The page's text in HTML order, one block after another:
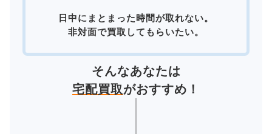
日中にまとまった時間が取れない。
非対面で買取してもらいたい。
そんなあなたは
宅配買取がおすすめ！